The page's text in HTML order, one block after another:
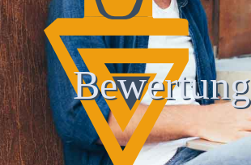
Bewertung